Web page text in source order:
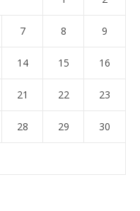
7 8 9
14 15 16
21 22 23
28 29 30